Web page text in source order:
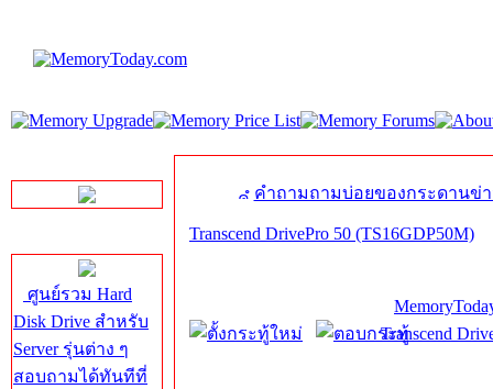
ศูนย์รวม Hard
Disk Drive สำหรับ
Server รุ่นต่าง ๆ
สอบถามได้ทันทีที่
คำถามถามบ่อยของกระดานข่
Transcend DrivePro 50 (TS16GDP50M)
Transcend